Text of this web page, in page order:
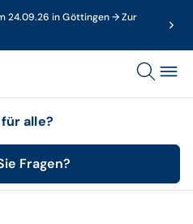
24.09.26 in Göttingen → Zur
alle?
Fragen?